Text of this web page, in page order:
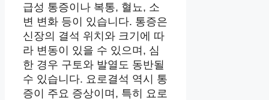
급성 통증이나 복통, 혈뇨, 소
변 변화 등이 있습니다. 통증은
신장의 결석 위치와 크기에 따
라 변동이 있을 수 있으며, 심
한 경우 구토와 발열도 동반될
수 있습니다. 요로결석 역시 통
증이 주요 증상이며, 특히 요로